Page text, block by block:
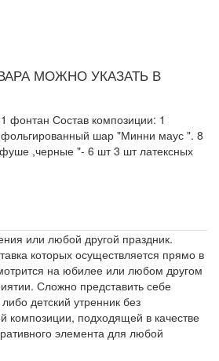
МОЖНО УКАЗАТЬ В
фонтан Состав композиции: 1
шар "Минни маус ". 8
,черные "- 6 шт 3 шт латексных
или любой другой праздник.
которых осуществляется прямо в
на юбилее или любом другом
Сложно представить себе
детский утренник без
композиции, подходящей в качестве
элемента для любой